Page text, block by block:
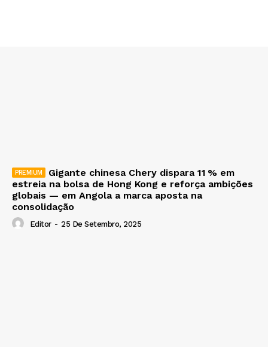
Gigante chinesa Chery dispara 11 % em
estreia na bolsa de Hong Kong e reforça ambições
globais — em Angola a marca aposta na
consolidação
Editor - 25 De Setembro, 2025